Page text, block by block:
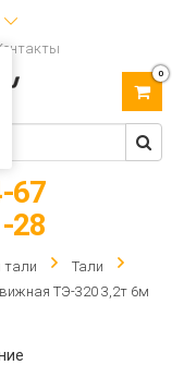
0
67
28
тали
Тали
ТЭ-320 3,2т 6м